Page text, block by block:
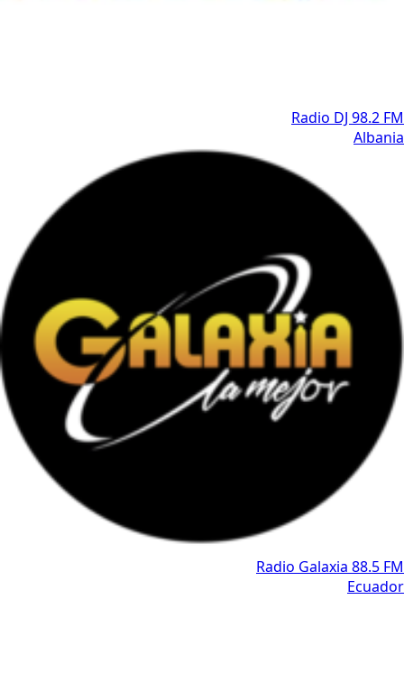
Radio DJ 98.2 FM
Albania
Radio Galaxia 88.5 FM
Ecuador